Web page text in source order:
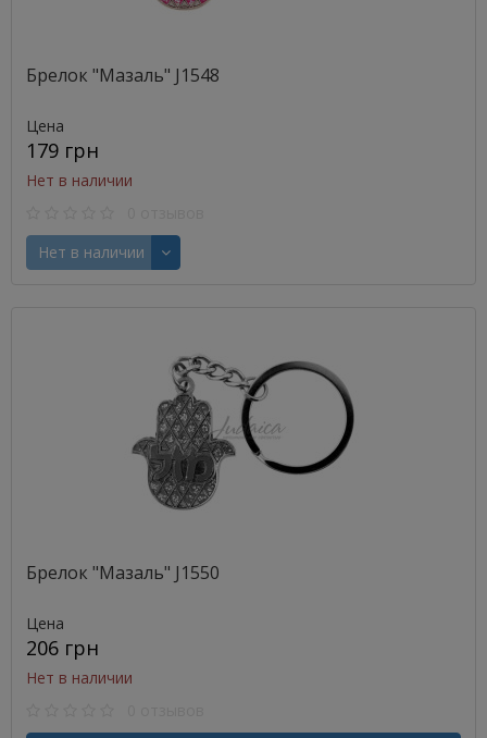
Брелок "Мазаль" J1548
Цена
179 грн
Нет в наличии
Нет в наличии
Брелок "Мазаль" J1550
Цена
206 грн
Нет в наличии